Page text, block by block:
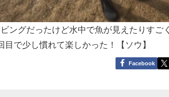
ングだったけど水中で魚が見えたりすご
目で少し慣れて楽しかった！【ソウ】
Facebook